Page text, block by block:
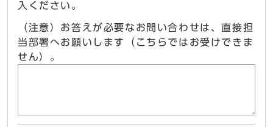
入ください。
（注意）お答えが必要なお問い合わせは、直接担
当部署へお願いします（こちらではお受けできま
せん）。